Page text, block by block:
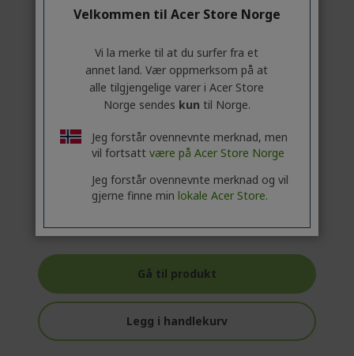
Profesjonell? Oppdag de beste
KONTAKT OSS | OPPRETT EN
BEDRIFTSKONTO
11 990,00 Kr
(LEVERING 1-4 ARBEIDSDAGER)
Gå til produkt
Legg i handlekurv
Velkommen til Acer Store Norge
Vi la merke til at du surfer fra et
annet land. Vær oppmerksom på at
alle tilgjengelige varer i Acer Store
Norge sendes kun til Norge.
Jeg forstår ovennevnte merknad, men
vil fortsatt være på Acer Store Norge
Jeg forstår ovennevnte merknad og vil
gjerne finne min lokale Acer Store.